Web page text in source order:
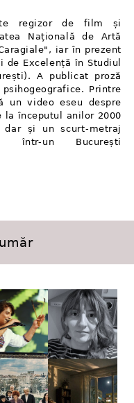
regizor de film și
Națională de Artă
iar în prezent
de Excelență în Studiul
A publicat proză
Printre
un video eseu despre
începutul anilor 2000
dar și un scurt⁠-⁠metraj
într⁠-⁠un București